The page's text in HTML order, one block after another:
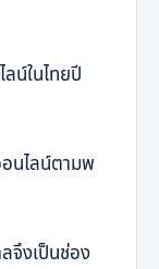
น์ในไทยปี
นไลน์ตามพ
จึงเป็นช่อง